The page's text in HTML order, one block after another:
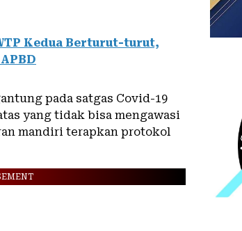
Kedua Berturut-turut,
pada satgas Covid-19
yang tidak bisa mengawasi
mandiri terapkan protokol